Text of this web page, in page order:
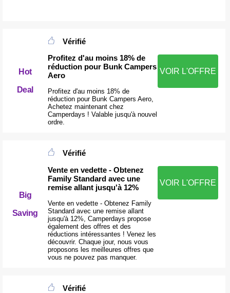
Hot
Deal
Vérifié
Profitez d'au moins 18% de
réduction pour Bunk Campers
Aero
Profitez d'au moins 18% de
réduction pour Bunk Campers Aero,
Achetez maintenant chez
Camperdays ! Valable jusqu'à nouvel
ordre.
VOIR L'OFFRE
Big
Saving
Vérifié
Vente en vedette - Obtenez
Family Standard avec une
remise allant jusqu'à 12%
Vente en vedette - Obtenez Family
Standard avec une remise allant
jusqu'à 12%, Camperdays propose
également des offres et des
réductions intéressantes ! Venez les
découvrir. Chaque jour, nous vous
proposons les meilleures offres que
vous ne pouvez pas manquer.
VOIR L'OFFRE
Vérifié